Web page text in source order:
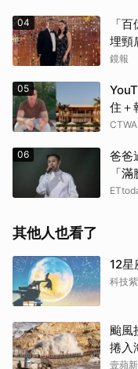
04
「
埋頸
鏡報
05
住＋
06
爸爸
「
其他人也看了
12星
科技
颱風
捲入
壹蘋